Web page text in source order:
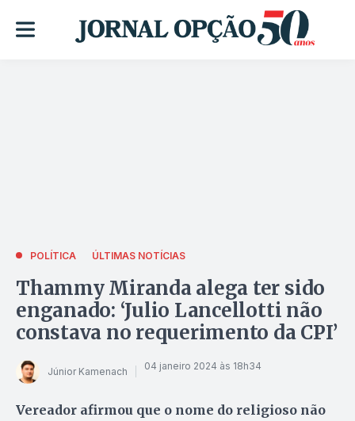
POLÍTICA ÚLTIMAS NOTÍCIAS
Thammy Miranda alega ter sido
enganado: ‘Julio Lancellotti não
constava no requerimento da CPI’
Júnior Kamenach 04 janeiro 2024 às 18h34
Vereador afirmou que o nome do religioso não